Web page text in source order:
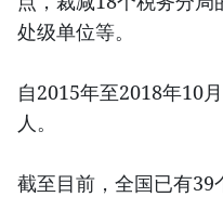
处级单位等。
自2015年至2018年10
人。
截至目前，全国已有39